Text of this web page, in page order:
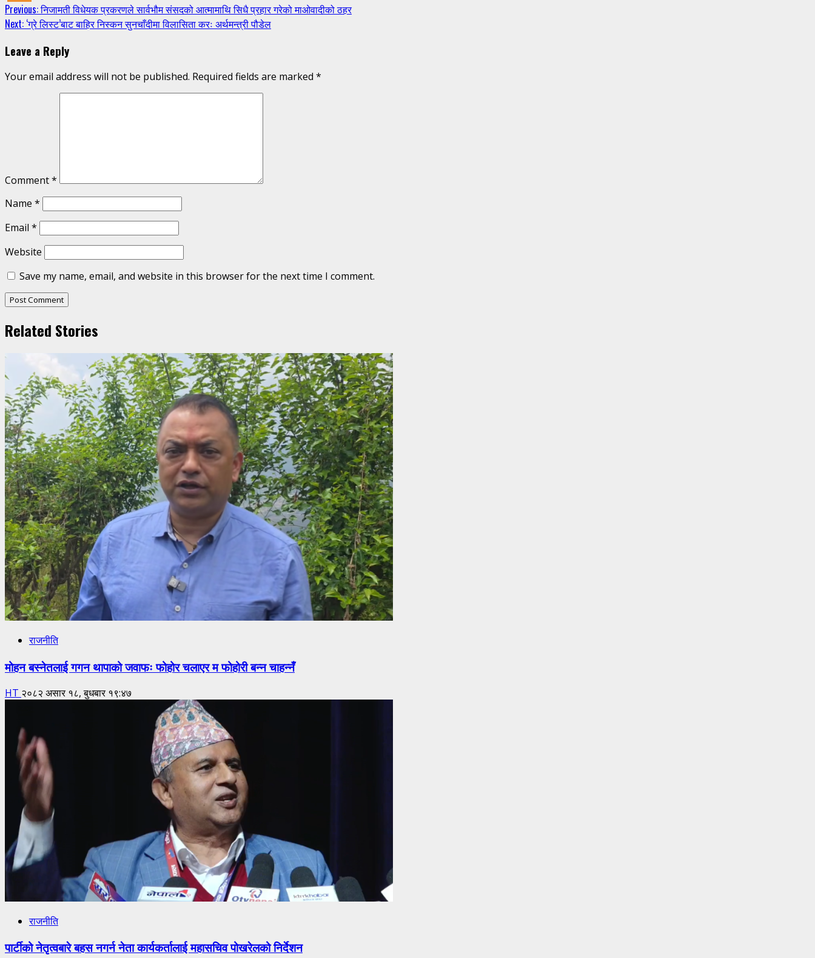
Continue
Reading
Previous:निजामती विधेयक प्रकरणले सार्वभौम संसदको आत्मामाथि सिधै प्रहार गरेको माओवादीको ठहर
Next: ‘ग्रे लिस्ट’बाट बाहिर निस्कन सुनचाँदीमा विलासिता करः अर्थमन्त्री पौडेल
Leave a Reply
Your email address will not be published. Required fields are marked *
Comment*
Name *
Email *
Website
Save my name, email, and website in this browser for the next time I comment.
Related Stories
राजनीति
मोहन बस्नेतलाई गगन थापाको जवाफः फोहोर चलाएर म फोहोरी बन्न चाहन्नँ
HT २०८२ असार १८, बुधबार १९:४७
राजनीति
पार्टीको नेतृत्वबारे बहस नगर्न नेता कार्यकर्तालाई महासचिव पोखरेलको निर्देशन